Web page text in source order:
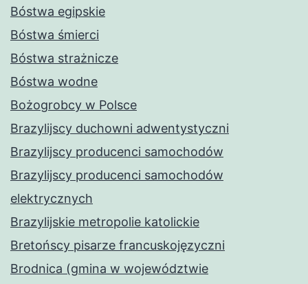
Bóstwa egipskie
Bóstwa śmierci
Bóstwa strażnicze
Bóstwa wodne
Bożogrobcy w Polsce
Brazylijscy duchowni adwentystyczni
Brazylijscy producenci samochodów
Brazylijscy producenci samochodów
elektrycznych
Brazylijskie metropolie katolickie
Bretońscy pisarze francuskojęzyczni
Brodnica (gmina w województwie